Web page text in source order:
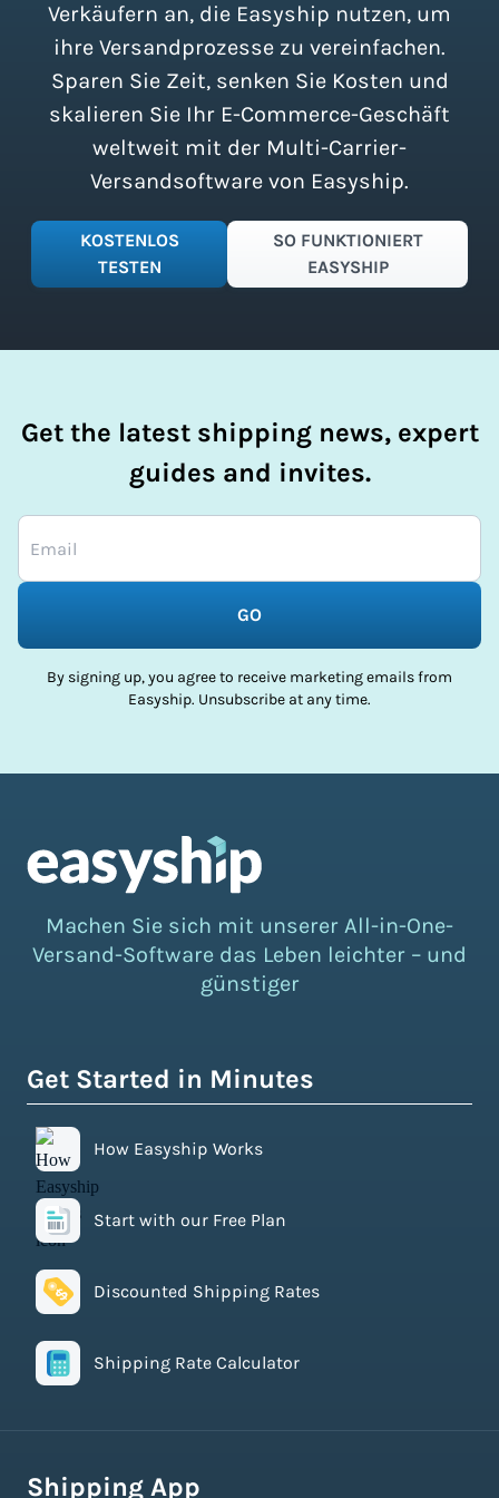
Verkäufern an, die Easyship nutzen, um
ihre Versandprozesse zu vereinfachen.
Sparen Sie Zeit, senken Sie Kosten und
skalieren Sie Ihr E-Commerce-Geschäft
weltweit mit der Multi-Carrier-
Versandsoftware von Easyship.
KOSTENLOS
TESTEN
SO FUNKTIONIERT
EASYSHIP
Get the latest shipping news, expert
guides and invites.
GO
By signing up, you agree to receive marketing emails from
Easyship. Unsubscribe at any time.
Machen Sie sich mit unserer All-in-One-
Versand-Software das Leben leichter – und
günstiger
Get Started in Minutes
How Easyship Works
Start with our Free Plan
Discounted Shipping Rates
Shipping Rate Calculator
Shipping App